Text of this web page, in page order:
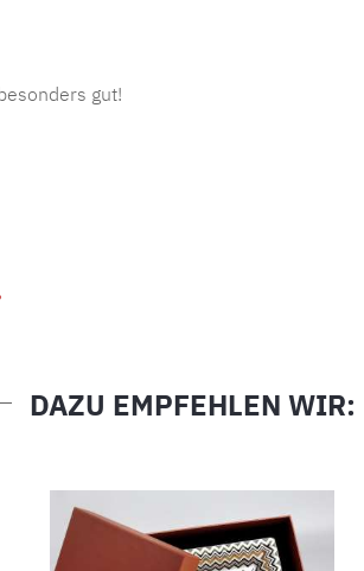
gut!
DAZU EMPFEHLEN WIR: